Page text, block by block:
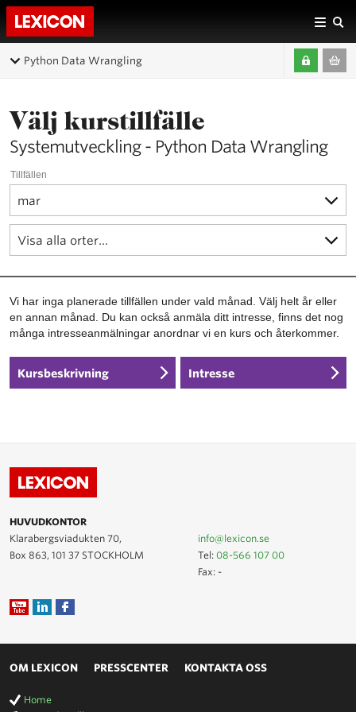
Python Data Wrangling
Välj kurstillfälle
Systemutveckling - Python Data Wrangling
Tillfällen
Vi har inga planerade tillfällen under vald månad. Välj helt år eller
en annan månad. Du kan också anmäla ditt intresse, finns det nog
många intresseanmälningar anordnar vi en kurs och återkommer.
Kursbeskrivning Intresse
HUVUDKONTOR
Klarabergsviadukten 70,
Box 863, 101 37 STOCKHOLM
info@lexicon.se
Tel:08-566 107 00
Fax: -
OM LEXICON PRESSCENTER KONTAKTA OSS
Home